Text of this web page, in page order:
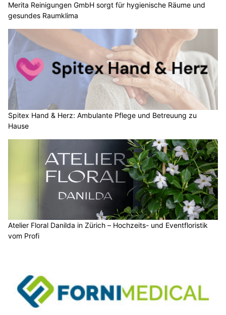
Merita Reinigungen GmbH sorgt für hygienische Räume und
gesundes Raumklima
Spitex Hand & Herz: Ambulante Pflege und Betreuung zu
Hause
Atelier Floral Danilda in Zürich – Hochzeits- und Eventfloristik
vom Profi